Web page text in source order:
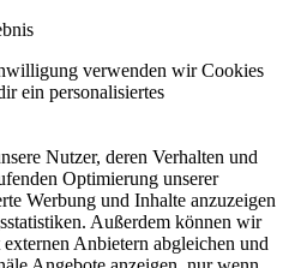
verwenden wir Cookies
ein personalisiertes
Nutzer, deren Verhalten und
Optimierung unserer
Werbung und Inhalte anzuzeigen
Außerdem können wir
Anbietern abgleichen und